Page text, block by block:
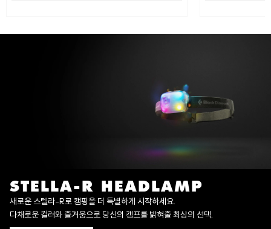
STELLA-R HEADLAMP
새로운 스텔라-R로 캠핑을 더 특별하게 시작하세요.
다채로운 컬러와 즐거움으로 당신의 캠프를 밝혀줄 최상의 선택.